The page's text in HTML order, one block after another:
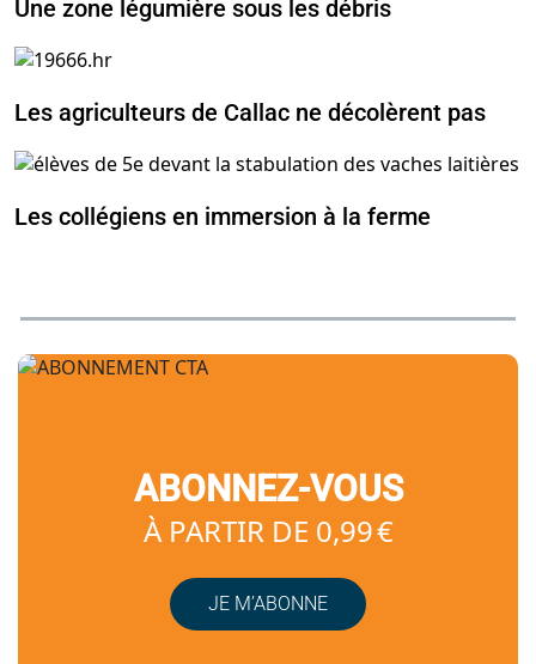
Une zone légumière sous les débris
Les agriculteurs de Callac ne décolèrent pas
Les collégiens en immersion à la ferme
ABONNEZ-VOUS
À PARTIR DE 0,99 €
JE M’ABONNE